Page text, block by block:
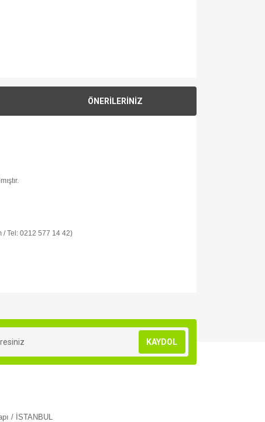
ÖNERİLERİNİZ
/ Tel: 0212 577 14 42)
KAYDOL
/ İSTANBUL